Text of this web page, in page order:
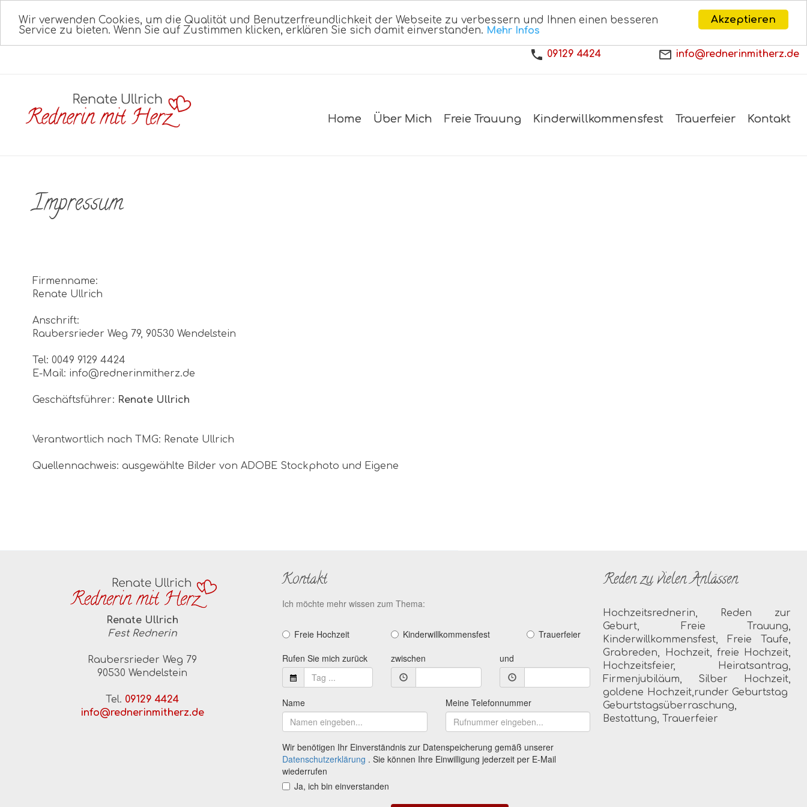
Akzeptieren
Wir verwenden Cookies, um die Qualität und Benutzerfreundlichkeit der Webseite zu verbessern und Ihnen einen besseren
Service zu bieten. Wenn Sie auf Zustimmen klicken, erklären Sie sich damit einverstanden. Mehr Infos
09129 4424 info@rednerinmitherz.de
Home Über Mich Freie Trauung Kinderwillkommensfest Trauerfeier Kontakt
Impressum
Firmenname:
Renate Ullrich
Anschrift:
Raubersrieder Weg 79, 90530 Wendelstein
Tel: 0049 9129 4424
E-Mail: info@rednerinmitherz.de
Geschäftsführer: Renate Ullrich
Verantwortlich nach TMG: Renate Ullrich
Quellennachweis: ausgewählte Bilder von ADOBE Stockphoto und Eigene
Renate Ullrich
Fest Rednerin
Raubersrieder Weg 79
90530 Wendelstein
Tel. 09129 4424
info@rednerinmitherz.de
Kontakt Reden zu vielen Anlässen
Hochzeitsrednerin, Reden zur
Geburt, Freie Trauung,
Kinderwillkommensfest, Freie Taufe,
Grabreden, Hochzeit, freie Hochzeit,
Hochzeitsfeier, Heiratsantrag,
Firmenjubiläum, Silber Hochzeit,
goldene Hochzeit,runder Geburtstag
Geburtstagsüberraschung,
Bestattung, Trauerfeier